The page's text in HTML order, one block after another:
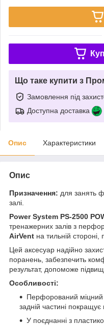
Що таке купити з
Замовлення під
Доступна доставка
Опис Характеристики
Опис
Призначення: для занять
залі.
Power System PS-2500
тренажерних залів з
AirVent на тильній стороні,
Цей аксесуар надійно
поранень, забезпечить
результат, допоможе
Особливості:
Перфорований міцний
задній частині покращує
У поєднанні з